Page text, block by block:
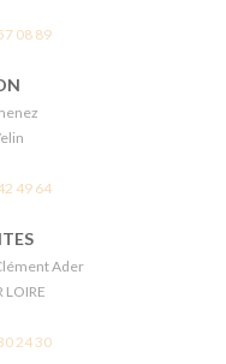
08 89
49 64
Ader
LOIRE
24 30